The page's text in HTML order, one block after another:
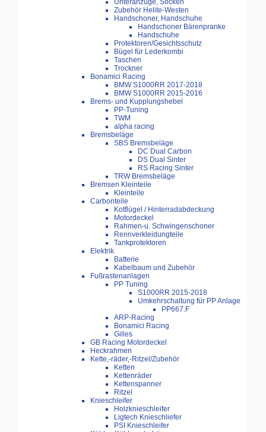
Unteranzüge, Socken
Zubehör Helite-Westen
Handschoner, Handschuhe
Handschoner Bärenpranke
Handschuhe
Protektoren/Gesichtsschutz
Bügel für Lederkombi
Taschen
Trockner
Bonamici Racing
BMW S1000RR 2017-2018
BMW S1000RR 2015-2016
Brems- und Kupplungshebel
PP-Tuning
TWM
alpha racing
Bremsbeläge
SBS Bremsbeläge
DC Dual Carbon
DS Dual Sinter
RS Racing Sinter
TRW Bremsbeläge
Bremsen Kleinteile
Kleinteile
Carbonteile
Kotflügel / Hinterradabdeckung
Motordeckel
Rahmen-u. Schwingenschoner
Rennverkleidungteile
Tankprotektoren
Elektrik
Batterie
Kabelbaum und Zubehör
Fußrastenanlagen
PP Tuning
S1000RR 2015-2018
Umkehrschaltung für PP Anlage
PP667.F
ARP-Racing
Bonamici Racing
Gilles
GB Racing Motordeckel
Heckrahmen
Kette,-räder,-Ritzel/Zubehör
Ketten
Kettenräder
Kettenspanner
Ritzel
Knieschleifer
Holzknieschleifer
Ligtech Knieschliefer
PSI Knieschleifer